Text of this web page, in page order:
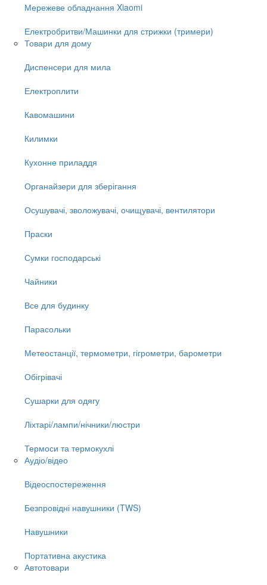
Мережеве обладнання Xiaomi
Електробритви/Машинки для стрижки (тримери)
Товари для дому
Диспенсери для мила
Електроплити
Кавомашини
Килимки
Кухонне приладдя
Органайзери для зберігання
Осушувачі, зволожувачі, очищувачі, вентилятори
Праски
Сумки господарські
Чайники
Все для будинку
Парасольки
Метеостанції, термометри, гігрометри, барометри
Обігрівачі
Сушарки для одягу
Ліхтарі/лампи/нічники/люстри
Термоси та термокухлі
Аудіо/відео
Відеоспостереження
Безпровідні навушники (TWS)
Навушники
Портативна акустика
Автотовари